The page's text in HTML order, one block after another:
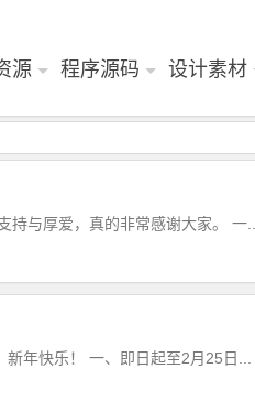
源 程序源码 设计素材
与厚爱，真的非常感谢大家。 一...
年快乐！ 一、即日起至2月25日...